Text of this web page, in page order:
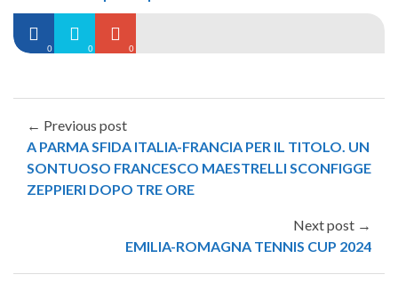
0 0 0
← Previous post
A PARMA SFIDA ITALIA-FRANCIA PER IL TITOLO. UN
SONTUOSO FRANCESCO MAESTRELLI SCONFIGGE
ZEPPIERI DOPO TRE ORE
Next post →
EMILIA-ROMAGNA TENNIS CUP 2024